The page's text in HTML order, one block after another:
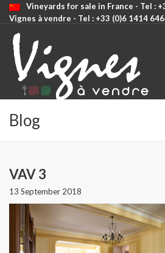
Vineyards for sale in France - Tel :
Vignes à vendre - Tel : +33 (0)6 1414
CODE: SELECT ALL
Blog
VAV 3
13 September 2018